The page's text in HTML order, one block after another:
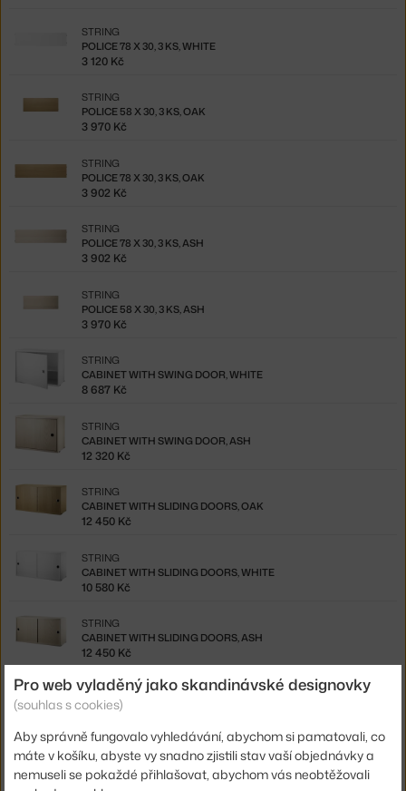
POLICE 78 X 30, 3 KS, WHITE
STRING
3 120 Kč
POLICE 58 X 30, 3 KS, OAK
STRING
3 970 Kč
POLICE 78 X 30, 3 KS, OAK
STRING
3 902 Kč
POLICE 78 X 30, 3 KS, ASH
STRING
3 902 Kč
POLICE 58 X 30, 3 KS, ASH
STRING
3 970 Kč
CABINET WITH SWING DOOR, WHITE
STRING
8 687 Kč
CABINET WITH SWING DOOR, ASH
STRING
12 320 Kč
CABINET WITH SLIDING DOORS, OAK
STRING
12 450 Kč
CABINET WITH SLIDING DOORS, WHITE
STRING
10 580 Kč
CABINET WITH SLIDING DOORS, ASH
STRING
12 450 Kč
KOMODA STRING CHEST WITH DRAWERS 78 X 30, WHITE
STRING
CHEST WITH DRAWERS 58 X 30, WHITE
STRING
12 960 Kč
Pro web vyladěný jako skandinávské designovky
(souhlas s cookies)
Aby správně fungovalo vyhledávání, abychom si pamatovali, co
máte v košíku, abyste vy snadno zjistili stav vaší objednávky a
nemuseli se pokaždé přihlašovat, abychom vás neobtěžovali